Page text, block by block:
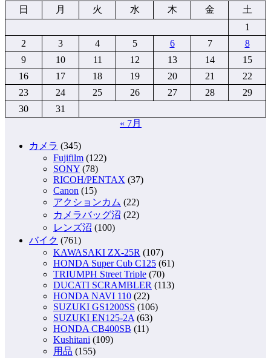
日
月 火 水 木 金
土
1
2
3 4 5 6 7
8
9
10 11 12 13 14
15
16
17 18 19 20 21
22
23
24 25 26 27 28
29
30
31
« 7月
カメラ (345)
Fujifilm (122)
SONY (78)
RICOH/PENTAX (37)
Canon (15)
アクションカム (22)
カメラバッグ沼 (22)
レンズ沼 (100)
バイク (761)
KAWASAKI ZX-25R (107)
HONDA Super Cub C125 (61)
TRIUMPH Street Triple (70)
DUCATI SCRAMBLER (113)
HONDA NAVI 110 (22)
SUZUKI GS1200SS (106)
SUZUKI EN125-2A (63)
HONDA CB400SB (11)
Kushitani (109)
用品 (155)